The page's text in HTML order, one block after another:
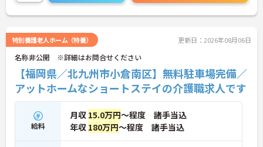
特別養護老人ホーム（特養） 更新日：2026年08月06日
名称非公開 ※詳細はお問合せください
【福岡県／北九州市小倉南区】無料駐車場完備／
アットホームなショートステイの介護職求人です
給料
月収 15.0万円～程度 諸手当込
年収 180万円～程度 諸手当込